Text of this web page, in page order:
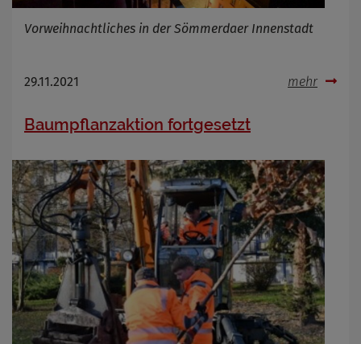
Vorweihnachtliches in der Sömmerdaer Innenstadt
29.11.2021 mehr
Baumpflanzaktion fortgesetzt